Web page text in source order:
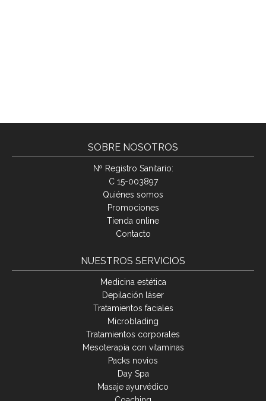
SOBRE NOSOTROS
Nº Registro Sanitario:
C 15-003897
Quiénes somos
Promociones
Tienda online
Contacto
NUESTROS SERVICIOS
Medicina estética
Depilación láser
Tratamientos faciales
Microblading
Tratamientos corporales
Mesoterapia con vitaminas
Packs novios
Day Spa
Masaje ayurvédico